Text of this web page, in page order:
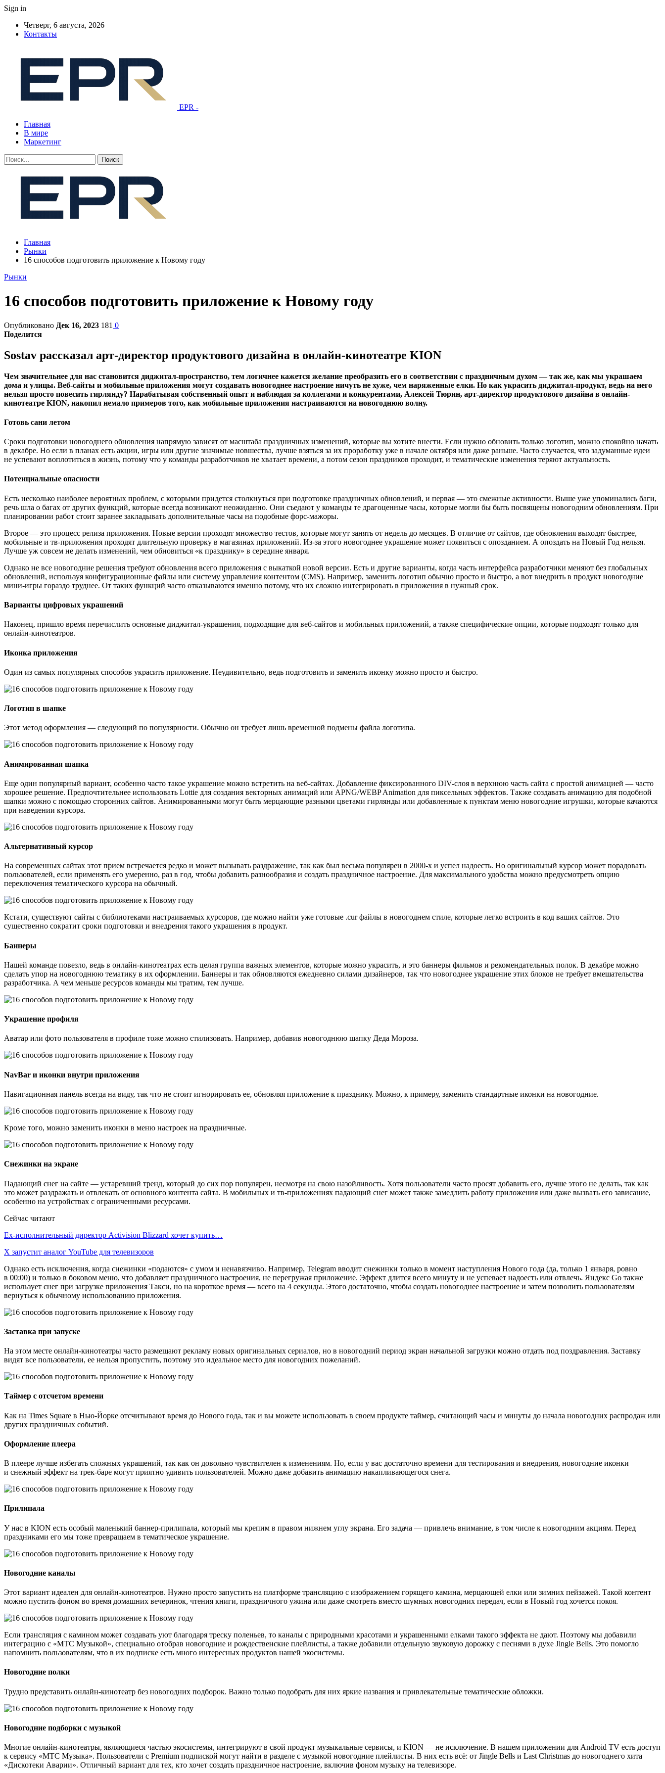
Sign in
Четверг, 6 августа, 2026
Контакты
EPR -
Главная
В мире
Маркетинг
Главная
Рынки
16 способов подготовить приложение к Новому году
Рынки
16 способов подготовить приложение к Новому году
Опубликовано Дек 16, 2023 181 0
Поделится
Sostav рассказал арт-директор продуктового дизайна в онлайн-кинотеатре KION
Чем значительнее для нас становится диджитал-пространство, тем логичнее кажется желание преобразить его в соответствии с праздничным духом — так же, как мы украшаем
дома и улицы. Веб-сайты и мобильные приложения могут создавать новогоднее настроение ничуть не хуже, чем наряженные елки. Но как украсить диджитал-продукт, ведь на него
нельзя просто повесить гирлянду? Нарабатывая собственный опыт и наблюдая за коллегами и конкурентами, Алексей Тюрин, арт-директор продуктового дизайна в онлайн-
кинотеатре KION, накопил немало примеров того, как мобильные приложения настраиваются на новогоднюю волну.
Готовь сани летом
Сроки подготовки новогоднего обновления напрямую зависят от масштаба праздничных изменений, которые вы хотите внести. Если нужно обновить только логотип, можно спокойно начать
в декабре. Но если в планах есть акции, игры или другие значимые новшества, лучше взяться за их проработку уже в начале октября или даже раньше. Часто случается, что задуманные идеи
не успевают воплотиться в жизнь, потому что у команды разработчиков не хватает времени, а потом сезон праздников проходит, и тематические изменения теряют актуальность.
Потенциальные опасности
Есть несколько наиболее вероятных проблем, с которыми придется столкнуться при подготовке праздничных обновлений, и первая — это смежные активности. Выше уже упоминались баги,
речь шла о багах от других функций, которые всегда возникают неожиданно. Они съедают у команды те драгоценные часы, которые могли бы быть посвящены новогодним обновлениям. При
планировании работ стоит заранее закладывать дополнительные часы на подобные форс-мажоры.
Второе — это процесс релиза приложения. Новые версии проходят множество тестов, которые могут занять от недель до месяцев. В отличие от сайтов, где обновления выходят быстрее,
мобильные и тв-приложения проходят длительную проверку в магазинах приложений. Из-за этого новогоднее украшение может появиться с опозданием. А опоздать на Новый Год нельзя.
Лучше уж совсем не делать изменений, чем обновиться «к празднику» в середине января.
Однако не все новогодние решения требуют обновления всего приложения с выкаткой новой версии. Есть и другие варианты, когда часть интерфейса разработчики меняют без глобальных
обновлений, используя конфигурационные файлы или систему управления контентом (CMS). Например, заменить логотип обычно просто и быстро, а вот внедрить в продукт новогодние
мини-игры гораздо труднее. От таких функций часто отказываются именно потому, что их сложно интегрировать в приложения в нужный срок.
Варианты цифровых украшений
Наконец, пришло время перечислить основные диджитал-украшения, подходящие для веб-сайтов и мобильных приложений, а также специфические опции, которые подходят только для
онлайн-кинотеатров.
Иконка приложения
Один из самых популярных способов украсить приложение. Неудивительно, ведь подготовить и заменить иконку можно просто и быстро.
Логотип в шапке
Этот метод оформления — следующий по популярности. Обычно он требует лишь временной подмены файла логотипа.
Анимированная шапка
Еще один популярный вариант, особенно часто такое украшение можно встретить на веб-сайтах. Добавление фиксированного DIV-слоя в верхнюю часть сайта с простой анимацией — часто
хорошее решение. Предпочтительнее использовать Lottie для создания векторных анимаций или APNG/WEBP Animation для пиксельных эффектов. Также создавать анимацию для подобной
шапки можно с помощью сторонних сайтов. Анимированными могут быть мерцающие разными цветами гирлянды или добавленные к пунктам меню новогодние игрушки, которые качаются
при наведении курсора.
Альтернативный курсор
На современных сайтах этот прием встречается редко и может вызывать раздражение, так как был весьма популярен в 2000-х и успел надоесть. Но оригинальный курсор может порадовать
пользователей, если применять его умеренно, раз в год, чтобы добавить разнообразия и создать праздничное настроение. Для максимального удобства можно предусмотреть опцию
переключения тематического курсора на обычный.
Кстати, существуют сайты с библиотеками настраиваемых курсоров, где можно найти уже готовые .cur файлы в новогоднем стиле, которые легко встроить в код ваших сайтов. Это
существенно сократит сроки подготовки и внедрения такого украшения в продукт.
Баннеры
Нашей команде повезло, ведь в онлайн-кинотеатрах есть целая группа важных элементов, которые можно украсить, и это баннеры фильмов и рекомендательных полок. В декабре можно
сделать упор на новогоднюю тематику в их оформлении. Баннеры и так обновляются ежедневно силами дизайнеров, так что новогоднее украшение этих блоков не требует вмешательства
разработчика. А чем меньше ресурсов команды мы тратим, тем лучше.
Украшение профиля
Аватар или фото пользователя в профиле тоже можно стилизовать. Например, добавив новогоднюю шапку Деда Мороза.
NavBar и иконки внутри приложения
Навигационная панель всегда на виду, так что не стоит игнорировать ее, обновляя приложение к празднику. Можно, к примеру, заменить стандартные иконки на новогодние.
Кроме того, можно заменить иконки в меню настроек на праздничные.
Снежинки на экране
Падающий снег на сайте — устаревший тренд, который до сих пор популярен, несмотря на свою назойливость. Хотя пользователи часто просят добавить его, лучше этого не делать, так как
это может раздражать и отвлекать от основного контента сайта. В мобильных и тв-приложениях падающий снег может также замедлить работу приложения или даже вызвать его зависание,
особенно на устройствах с ограниченными ресурсами.
Сейчас читают
Ex-исполнительный директор Activision Blizzard хочет купить…
X запустит аналог YouTube для телевизоров
Однако есть исключения, когда снежинки «подаются» с умом и ненавязчиво. Например, Telegram вводит снежинки только в момент наступления Нового года (да, только 1 января, ровно
в 00:00) и только в боковом меню, что добавляет праздничного настроения, не перегружая приложение. Эффект длится всего минуту и не успевает надоесть или отвлечь. Яндекс Go также
использует снег при загрузке приложения Такси, но на короткое время — всего на 4 секунды. Этого достаточно, чтобы создать новогоднее настроение и затем позволить пользователям
вернуться к обычному использованию приложения.
Заставка при запуске
На этом месте онлайн-кинотеатры часто размещают рекламу новых оригинальных сериалов, но в новогодний период экран начальной загрузки можно отдать под поздравления. Заставку
видят все пользователи, ее нельзя пропустить, поэтому это идеальное место для новогодних пожеланий.
Таймер с отсчетом времени
Как на Times Square в Нью-Йорке отсчитывают время до Нового года, так и вы можете использовать в своем продукте таймер, считающий часы и минуты до начала новогодних распродаж или
других праздничных событий.
Оформление плеера
В плеере лучше избегать сложных украшений, так как он довольно чувствителен к изменениям. Но, если у вас достаточно времени для тестирования и внедрения, новогодние иконки
и снежный эффект на трек-баре могут приятно удивить пользователей. Можно даже добавить анимацию накапливающегося снега.
Прилипала
У нас в KION есть особый маленький баннер-прилипала, который мы крепим в правом нижнем углу экрана. Его задача — привлечь внимание, в том числе к новогодним акциям. Перед
праздниками его мы тоже превращаем в тематическое украшение.
Новогодние каналы
Этот вариант идеален для онлайн-кинотеатров. Нужно просто запустить на платформе трансляцию с изображением горящего камина, мерцающей елки или зимних пейзажей. Такой контент
можно пустить фоном во время домашних вечеринок, чтения книги, праздничного ужина или даже смотреть вместо шумных новогодних передач, если в Новый год хочется покоя.
Если трансляция с камином может создавать уют благодаря треску поленьев, то каналы с природными красотами и украшенными елками такого эффекта не дают. Поэтому мы добавили
интеграцию с «МТС Музыкой», специально отобрав новогодние и рождественские плейлисты, а также добавили отдельную звуковую дорожку с песнями в духе Jingle Bells. Это помогло
напомнить пользователям, что в их подписке есть много интересных продуктов нашей экосистемы.
Новогодние полки
Трудно представить онлайн-кинотеатр без новогодних подборок. Важно только подобрать для них яркие названия и привлекательные тематические обложки.
Новогодние подборки с музыкой
Многие онлайн-кинотеатры, являющиеся частью экосистемы, интегрируют в свой продукт музыкальные сервисы, и KION — не исключение. В нашем приложении для Android TV есть доступ
к сервису «МТС Музыка». Пользователи с Premium подпиской могут найти в разделе с музыкой новогодние плейлисты. В них есть всё: от Jingle Bells и Last Christmas до новогоднего хита
«Дискотеки Аварии». Отличный вариант для тех, кто хочет создать праздничное настроение, включив фоном музыку на телевизоре.